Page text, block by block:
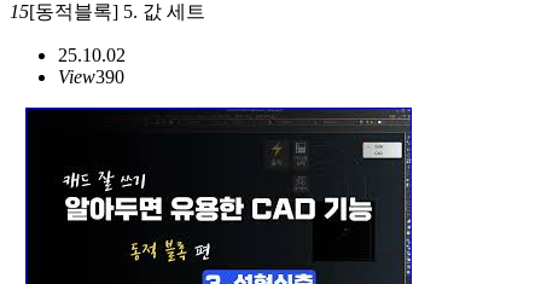
15[동적블록] 5. 값 세트
25.10.02
View390